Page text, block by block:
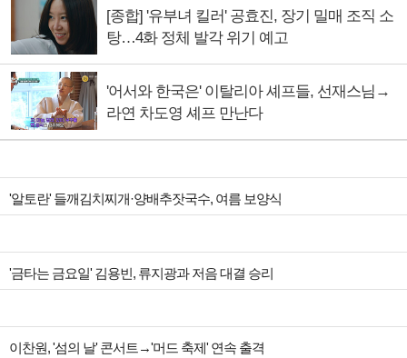
[종합] '유부녀 킬러' 공효진, 장기 밀매 조직 소
탕…4화 정체 발각 위기 예고
'어서와 한국은' 이탈리아 셰프들, 선재스님→
라연 차도영 셰프 만난다
'알토란' 들깨김치찌개·양배추잣국수, 여름 보양식
'금타는 금요일' 김용빈, 류지광과 저음 대결 승리
이찬원, '섬의 날' 콘서트→'머드 축제' 연속 출격